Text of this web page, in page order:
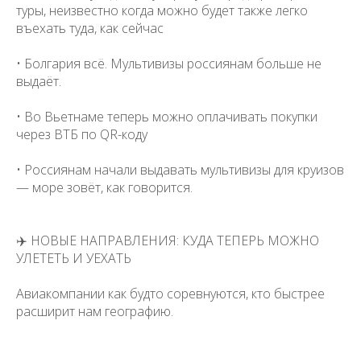
туры, неизвестно когда можно будет также легко
въехать туда, как сейчас
• Болгария всё. Мультивизы россиянам больше не
выдаёт.
• Во Вьетнаме теперь можно оплачивать покупки
через ВТБ по QR-коду
• Россиянам начали выдавать мультивизы для круизов
— море зовёт, как говорится.
✈️ НОВЫЕ НАПРАВЛЕНИЯ: КУДА ТЕПЕРЬ МОЖНО
УЛЕТЕТЬ И УЕХАТЬ
Авиакомпании как будто соревнуются, кто быстрее
расширит нам географию.